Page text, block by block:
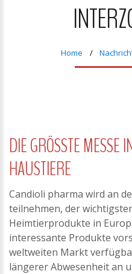
Home
DIE GRÖSSTE MESSE
AUSTIERE
Candioli pharma wird an
teilnehmen, der
Heimtierprodukte in
interessante Produkte
weltweiten Markt
längerer Abwesenheit an